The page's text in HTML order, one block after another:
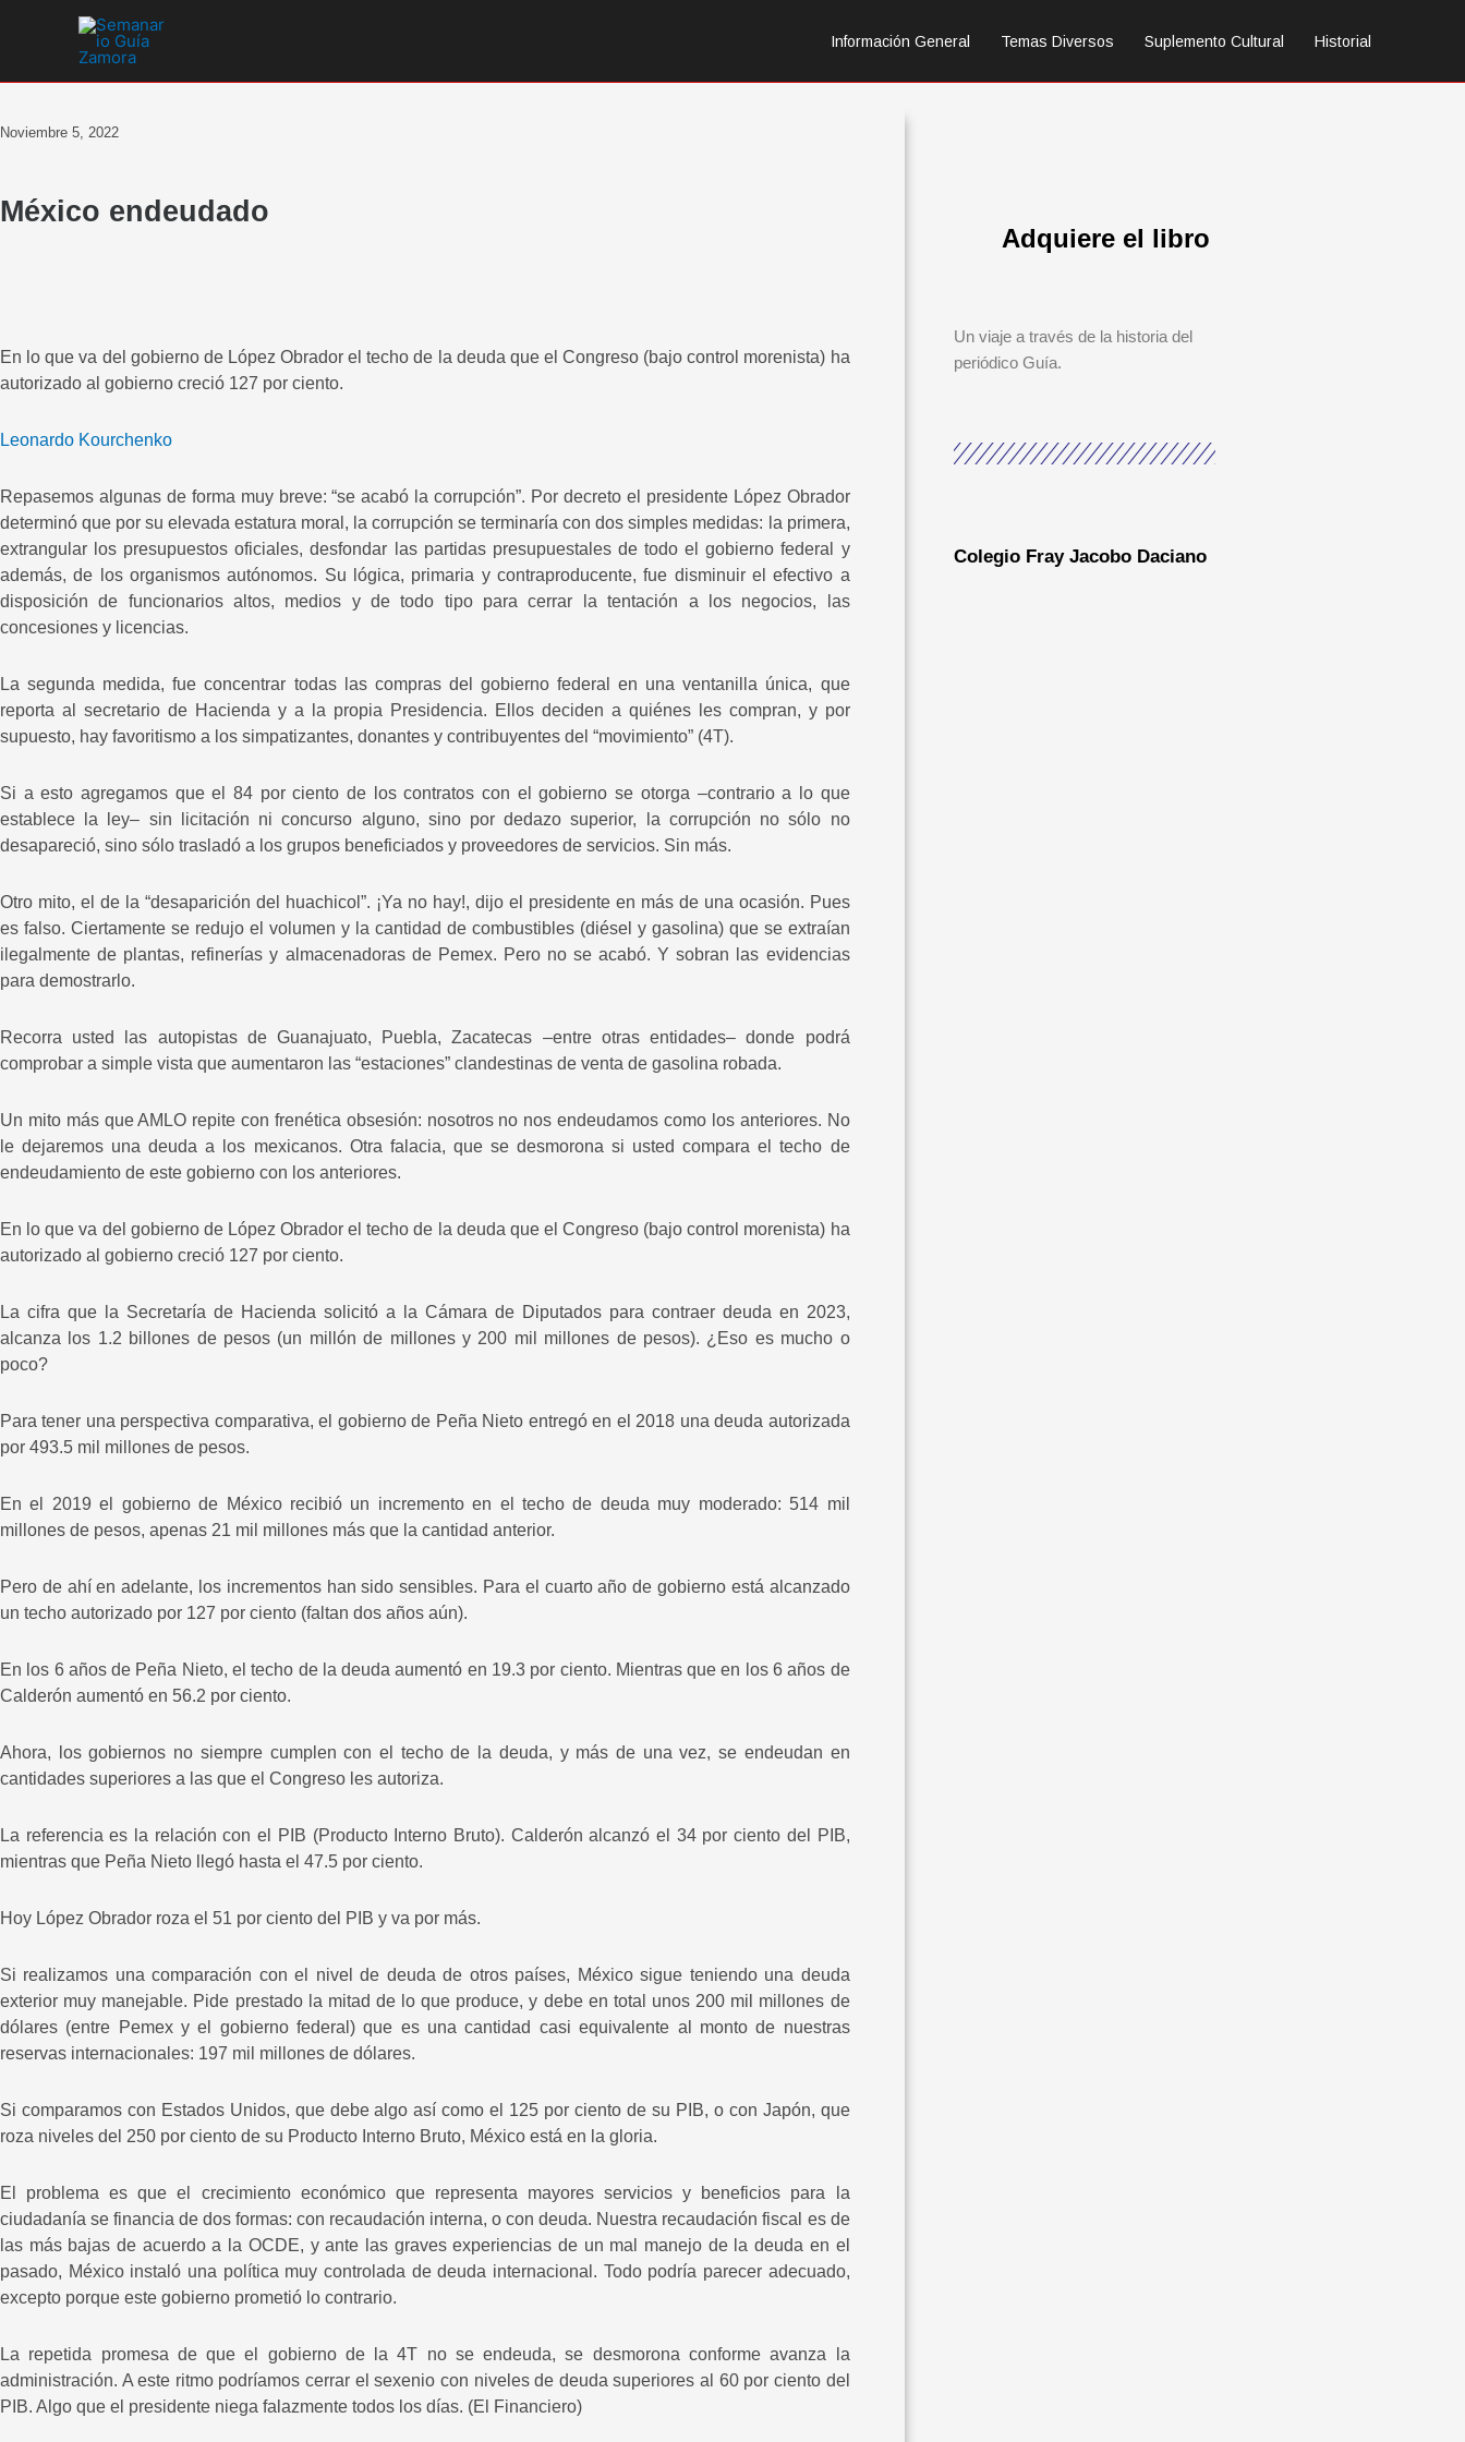
Información General Temas Diversos Suplemento Cultural Historial
Noviembre 5, 2022
México endeudado
En lo que va del gobierno de López Obrador el techo de la deuda que el Congreso (bajo control morenista) ha
autorizado al gobierno creció 127 por ciento.
Leonardo Kourchenko
Repasemos algunas de forma muy breve: “se acabó la corrupción”. Por decreto el presidente López Obrador
determinó que por su elevada estatura moral, la corrupción se terminaría con dos simples medidas: la primera,
extrangular los presupuestos oficiales, desfondar las partidas presupuestales de todo el gobierno federal y
además, de los organismos autónomos. Su lógica, primaria y contraproducente, fue disminuir el efectivo a
disposición de funcionarios altos, medios y de todo tipo para cerrar la tentación a los negocios, las
concesiones y licencias.
La segunda medida, fue concentrar todas las compras del gobierno federal en una ventanilla única, que
reporta al secretario de Hacienda y a la propia Presidencia. Ellos deciden a quiénes les compran, y por
supuesto, hay favoritismo a los simpatizantes, donantes y contribuyentes del “movimiento” (4T).
Si a esto agregamos que el 84 por ciento de los contratos con el gobierno se otorga –contrario a lo que
establece la ley– sin licitación ni concurso alguno, sino por dedazo superior, la corrupción no sólo no
desapareció, sino sólo trasladó a los grupos beneficiados y proveedores de servicios. Sin más.
Otro mito, el de la “desaparición del huachicol”. ¡Ya no hay!, dijo el presidente en más de una ocasión. Pues
es falso. Ciertamente se redujo el volumen y la cantidad de combustibles (diésel y gasolina) que se extraían
ilegalmente de plantas, refinerías y almacenadoras de Pemex. Pero no se acabó. Y sobran las evidencias
para demostrarlo.
Recorra usted las autopistas de Guanajuato, Puebla, Zacatecas –entre otras entidades– donde podrá
comprobar a simple vista que aumentaron las “estaciones” clandestinas de venta de gasolina robada.
Un mito más que AMLO repite con frenética obsesión: nosotros no nos endeudamos como los anteriores. No
le dejaremos una deuda a los mexicanos. Otra falacia, que se desmorona si usted compara el techo de
endeudamiento de este gobierno con los anteriores.
En lo que va del gobierno de López Obrador el techo de la deuda que el Congreso (bajo control morenista) ha
autorizado al gobierno creció 127 por ciento.
La cifra que la Secretaría de Hacienda solicitó a la Cámara de Diputados para contraer deuda en 2023,
alcanza los 1.2 billones de pesos (un millón de millones y 200 mil millones de pesos). ¿Eso es mucho o
poco?
Para tener una perspectiva comparativa, el gobierno de Peña Nieto entregó en el 2018 una deuda autorizada
por 493.5 mil millones de pesos.
En el 2019 el gobierno de México recibió un incremento en el techo de deuda muy moderado: 514 mil
millones de pesos, apenas 21 mil millones más que la cantidad anterior.
Pero de ahí en adelante, los incrementos han sido sensibles. Para el cuarto año de gobierno está alcanzado
un techo autorizado por 127 por ciento (faltan dos años aún).
En los 6 años de Peña Nieto, el techo de la deuda aumentó en 19.3 por ciento. Mientras que en los 6 años de
Calderón aumentó en 56.2 por ciento.
Ahora, los gobiernos no siempre cumplen con el techo de la deuda, y más de una vez, se endeudan en
cantidades superiores a las que el Congreso les autoriza.
La referencia es la relación con el PIB (Producto Interno Bruto). Calderón alcanzó el 34 por ciento del PIB,
mientras que Peña Nieto llegó hasta el 47.5 por ciento.
Hoy López Obrador roza el 51 por ciento del PIB y va por más.
Si realizamos una comparación con el nivel de deuda de otros países, México sigue teniendo una deuda
exterior muy manejable. Pide prestado la mitad de lo que produce, y debe en total unos 200 mil millones de
dólares (entre Pemex y el gobierno federal) que es una cantidad casi equivalente al monto de nuestras
reservas internacionales: 197 mil millones de dólares.
Si comparamos con Estados Unidos, que debe algo así como el 125 por ciento de su PIB, o con Japón, que
roza niveles del 250 por ciento de su Producto Interno Bruto, México está en la gloria.
El problema es que el crecimiento económico que representa mayores servicios y beneficios para la
ciudadanía se financia de dos formas: con recaudación interna, o con deuda. Nuestra recaudación fiscal es de
las más bajas de acuerdo a la OCDE, y ante las graves experiencias de un mal manejo de la deuda en el
pasado, México instaló una política muy controlada de deuda internacional. Todo podría parecer adecuado,
excepto porque este gobierno prometió lo contrario.
La repetida promesa de que el gobierno de la 4T no se endeuda, se desmorona conforme avanza la
administración. A este ritmo podríamos cerrar el sexenio con niveles de deuda superiores al 60 por ciento del
PIB. Algo que el presidente niega falazmente todos los días. (El Financiero)
Adquiere el libro
Un viaje a través de la historia del
periódico Guía.
Colegio Fray Jacobo Daciano